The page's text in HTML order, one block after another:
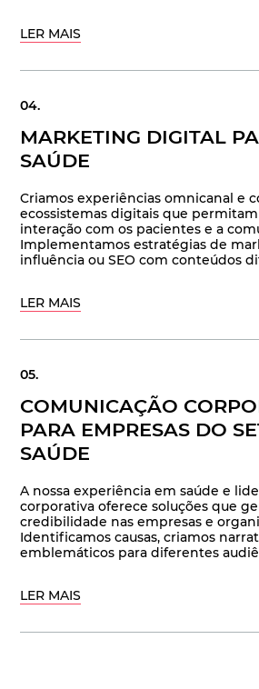
LER MAIS
MARKETING DIGITAL
SAÚDE
Criamos experiências omnicanal e
ecossistemas digitais que
interação com os pacientes e a
Implementamos estratégias de
influência ou SEO com conteúdos
LER MAIS
COMUNICAÇÃO
PARA EMPRESAS DO
SAÚDE
A nossa experiência em saúde e
corporativa oferece soluções que
credibilidade nas empresas e
Identificamos causas, criamos
emblemáticos para diferentes
LER MAIS